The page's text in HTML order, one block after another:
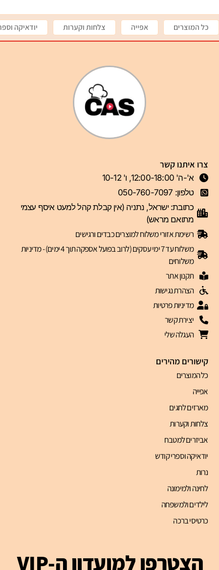
כל המוצרים אפייה צלחות וקערות יודאיקה
קישורים מהירים
כל המוצרים
אפייה
מארזים לחגים
צלחות וקערות
אביזרים למטבח
יודאיקה וספרי קודש
נרות
לחינה ולמימונה
לילדים ולמשפחה
כרטיסי ברכה
צרו איתנו קשר
א'-ה' 12:00-18:00, ו' 10-12
טלפון: 050-760-7097
כתובת: ישראל, נתניה (אין קבלת קהל למעט איסף עצמי
מתואם מראש)
רשימת אזורי משלוח למוצרים כבדים ורגישים
משלוח עד 7 ימי עסקים (לרוב בפועל אספקה תוך 4 ימים) - מדיניות
משלוחים
תקנון אתר
הצהרת נגישות
מדיניות פרטיות
יצירת קשר
העגלה שלי
הצטרפו למועדון ה-VIP